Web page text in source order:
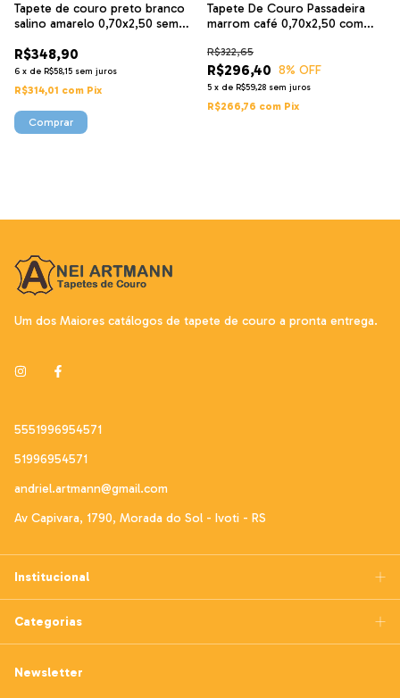
Tapete de couro preto branco
salino amarelo 0,70x2,50 sem
R$348,90
6 x de R$58,15 sem juros
R$314,01 com Pix
Tapete De Couro Passadeira
marrom café 0,70x2,50 com
R$296,40
R$322,65
8% OFF
5 x de R$59,28 sem juros
R$266,76 com Pix
Um dos Maiores catálogos de tapete de couro a pronta entrega.
5551996954571
51996954571
andriel.artmann@gmail.com
Av Capivara, 1790, Morada do Sol - Ivoti - RS
Institucional
Categorias
Newsletter